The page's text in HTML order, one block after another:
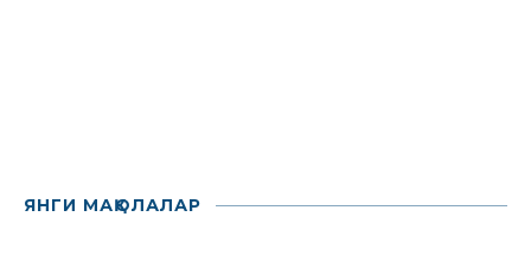
ЯНГИ МАҚОЛАЛАР